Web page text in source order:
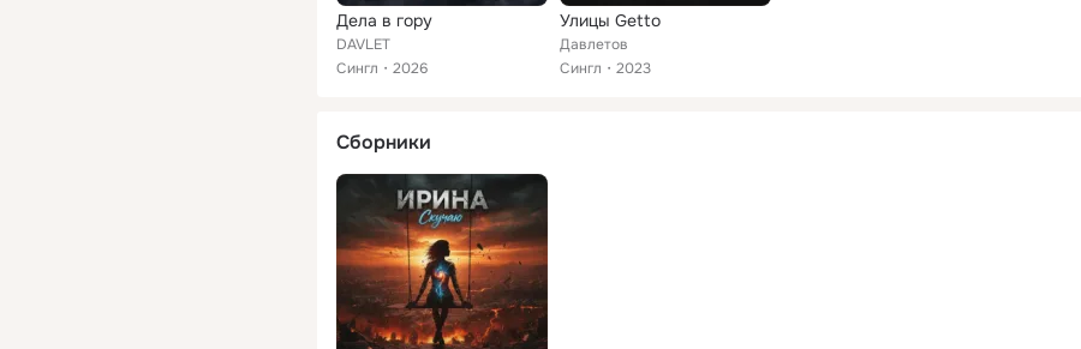
Дела в гору
DAVLET
Сингл
2026
Улицы Getto
Давлетов
Сингл
2023
Сборники